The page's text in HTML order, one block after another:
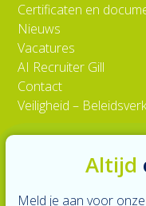
Certificaten en
Nieuws
Vacatures
AI Recruiter Gill
Contact
Veiligheid –
Altijd
Meld je aan voor